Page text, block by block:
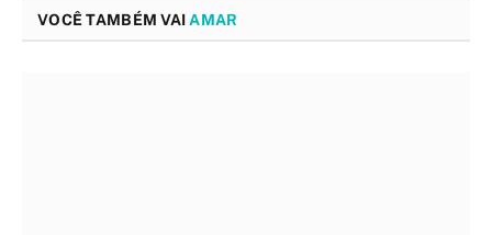
VOCÊ TAMBÉM VAIAMAR